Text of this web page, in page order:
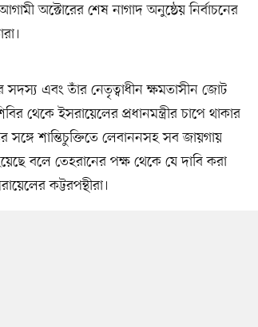
অক্টোরের শেষ নাগাদ অনুষ্ঠেয় নির্বাচনের
সদস্য এবং তাঁর নেতৃত্বাধীন ক্ষমতাসীন জোট
থেকে ইসরায়েলের প্রধানমন্ত্রীর চাপে থাকার
সঙ্গে শান্তিচুক্তিতে লেবাননসহ সব জায়গায়
বলে তেহরানের পক্ষ থেকে যে দাবি করা
কট্টরপন্থীরা।